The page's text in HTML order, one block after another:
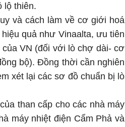
lộ thiên.
và cách làm về cơ giới hoá
quả như Vinaalta, ưu tiên
VN (đối với lò chợ dài- cơ
bộ). Đồng thời cần nghiên
xét lại các sơ đồ chuẩn bị lò
than cấp cho các nhà máy
máy nhiệt điện Cẩm Phả và